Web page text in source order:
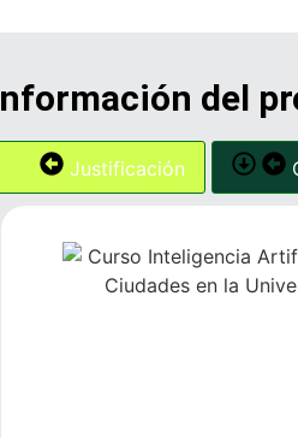
del
Justificación